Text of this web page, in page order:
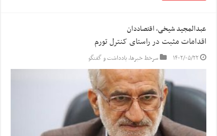
عبدالمجید شیخی، اقتصاددان
اقدامات مثبت در راستای کنترل تورم
۱۴۰۲/۰۵/۲۲ سرخط خبرها,یادداشت و گفتگو